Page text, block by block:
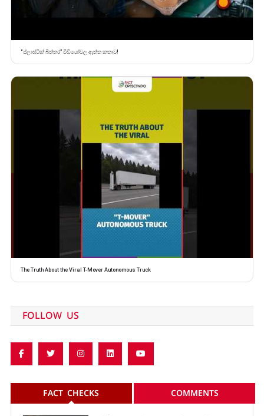
“ප්ලාස්ටික් බිත්තර” වීඩියෝවල ඇත්ත කතාව!
The Truth About the Viral T-Mover Autonomous Truck
FOLLOW US
FACT CHECKS COMMENTS